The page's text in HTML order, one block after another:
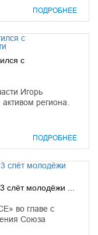
ПОДРОБНЕЕ
с
Игорь
региона.
ПОДРОБНЕЕ
слёт молодёжи ...
во главе с
Союза